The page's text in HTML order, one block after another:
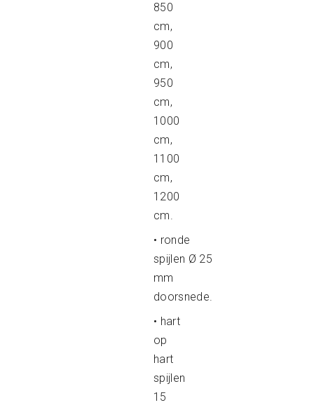
850
cm,
900
cm,
950
cm,
1000
cm,
1100
cm,
1200
cm.
• ronde
spijlen Ø 25
mm
doorsnede.
• hart
op
hart
spijlen
15